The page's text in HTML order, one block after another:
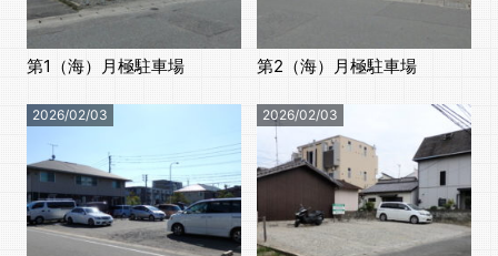
第1（海）月極駐車場 第2（海）月極駐車場
2026/02/03 2026/02/03